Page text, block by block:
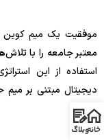
موفقیت یک میم
معتبر جامعه را با
استفاده از این
دیجیتال مبتنی بر
دهید.
خانهوبلاگ